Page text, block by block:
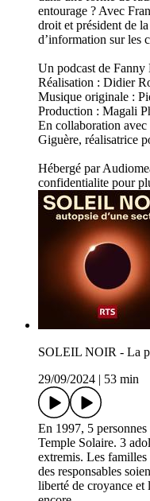
entourage ? Avec
droit et président de
d’information sur les
Un podcast de
Réalisation : Didier
Musique originale :
Production : Magali
En collaboration
Giguère, réalisatrice
Hébergé par
confidentialite pour
SOLEIL NOIR - La
29/09/2024
53 min
En 1997, 5
Temple Solaire. 3
extremis. Les
des responsables
liberté de croyance et